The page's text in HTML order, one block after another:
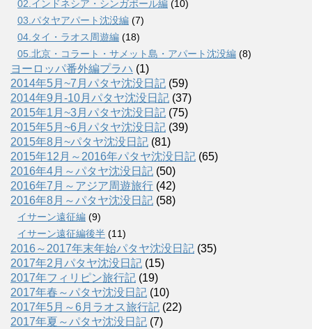
02.インドネシア・シンガポール編 (10)
03.パタヤアパート沈没編 (7)
04.タイ・ラオス周遊編 (18)
05.北京・コラート・サメット島・アパート沈没編 (8)
ヨーロッパ番外編プラハ (1)
2014年5月~7月パタヤ沈没日記 (59)
2014年9月-10月パタヤ沈没日記 (37)
2015年1月~3月パタヤ沈没日記 (75)
2015年5月~6月パタヤ沈没日記 (39)
2015年8月~パタヤ沈没日記 (81)
2015年12月～2016年パタヤ沈没日記 (65)
2016年4月～パタヤ沈没日記 (50)
2016年7月～アジア周遊旅行 (42)
2016年8月～パタヤ沈没日記 (58)
イサーン遠征編 (9)
イサーン遠征編後半 (11)
2016～2017年末年始パタヤ沈没日記 (35)
2017年2月パタヤ沈没日記 (15)
2017年フィリピン旅行記 (19)
2017年春～パタヤ沈没日記 (10)
2017年5月～6月ラオス旅行記 (22)
2017年夏～パタヤ沈没日記 (7)